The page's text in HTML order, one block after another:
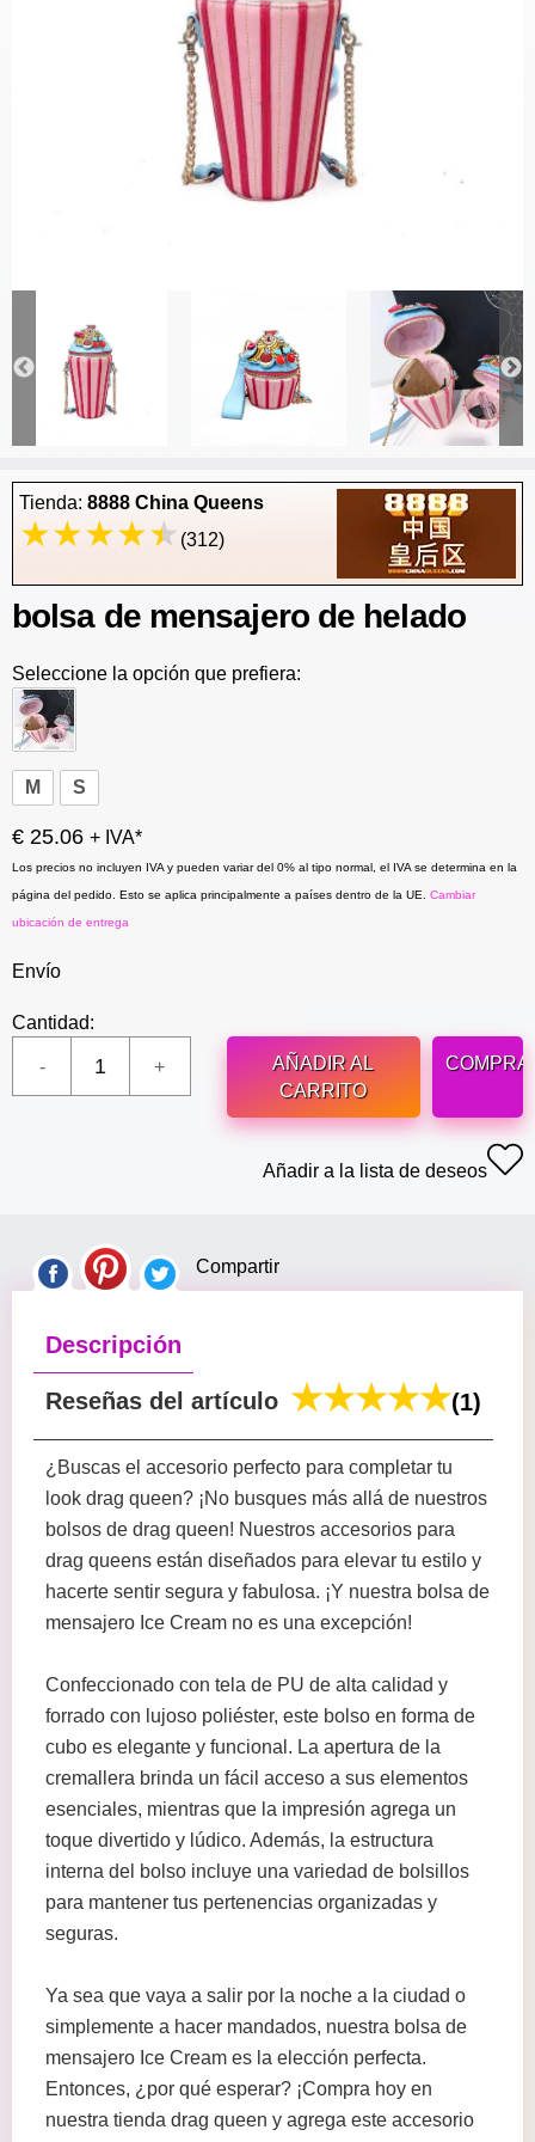
Tienda: 8888 China Queens
(312)
bolsa de mensajero de helado
Seleccione la opción que prefiera:
M S
€ 25.06 + IVA*
Los precios no incluyen IVA y pueden variar del 0% al tipo normal, el IVA se determina en la
página del pedido. Esto se aplica principalmente a países dentro de la UE. Cambiar
ubicación de entrega
Envío
Cantidad:
AÑADIR AL
CARRITO
Añadir a la lista de deseos
Compartir
Descripción
Reseñas del artículo (1)
¿Buscas el accesorio perfecto para completar tu
look drag queen? ¡No busques más allá de nuestros
bolsos de drag queen! Nuestros accesorios para
drag queens están diseñados para elevar tu estilo y
hacerte sentir segura y fabulosa. ¡Y nuestra bolsa de
mensajero Ice Cream no es una excepción!
Confeccionado con tela de PU de alta calidad y
forrado con lujoso poliéster, este bolso en forma de
cubo es elegante y funcional. La apertura de la
cremallera brinda un fácil acceso a sus elementos
esenciales, mientras que la impresión agrega un
toque divertido y lúdico. Además, la estructura
interna del bolso incluye una variedad de bolsillos
para mantener tus pertenencias organizadas y
seguras.
Ya sea que vaya a salir por la noche a la ciudad o
simplemente a hacer mandados, nuestra bolsa de
mensajero Ice Cream es la elección perfecta.
Entonces, ¿por qué esperar? ¡Compra hoy en
nuestra tienda drag queen y agrega este accesorio